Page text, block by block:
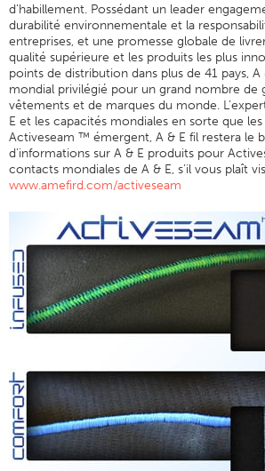
Broderie
Autre
Tableau De Conversion
Nouvelles
Contacter
Sites Dans Le Monde
Carrières
d’habillement. Possédant un leader
durabilité environnementale et la
entreprises, et une promesse globale de
qualité supérieure et les produits les plus
points de distribution dans plus de 41 pays,
mondial privilégié pour un grand nombre de
vêtements et de marques du monde.
E et les capacités mondiales en sorte que
Activeseam ™ émergent, A & E fil restera le
d’informations sur A & E produits pour
contacts mondiales de A & E, s’il vous plaît
www.amefird.com/activeseam